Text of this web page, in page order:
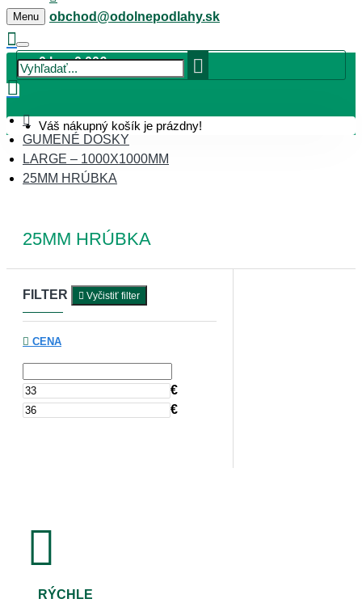
obchod@odolnepodlahy.sk
Menu
0 ks - 0,00€
Váš nákupný košík je prázdny!
GUMENÉ DOSKY
LARGE – 1000X1000MM
25MM HRÚBKA
25MM HRÚBKA
FILTER Vyčistiť filter
CENA
€
€
RÝCHLE